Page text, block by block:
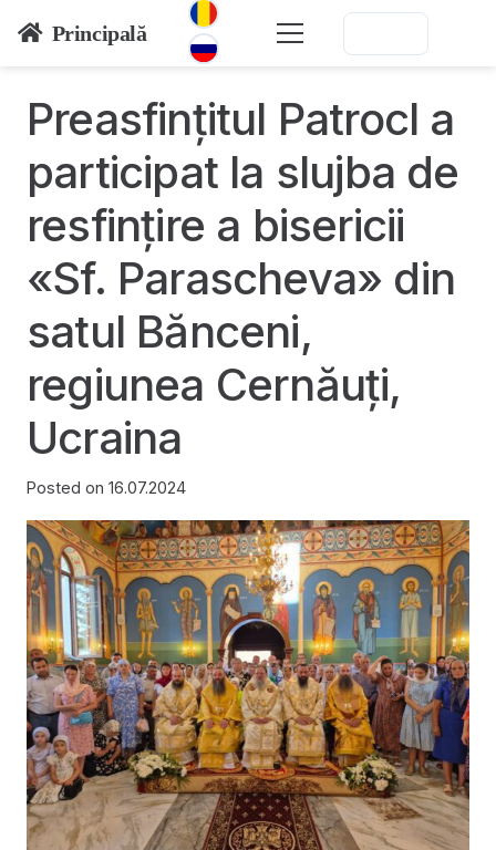
Principală
Preasfinţitul Patrocl a
participat la slujba de
resfinţire a bisericii
«Sf. Parascheva» din
satul Bănceni,
regiunea Cernăuţi,
Ucraina
Posted on 16.07.2024